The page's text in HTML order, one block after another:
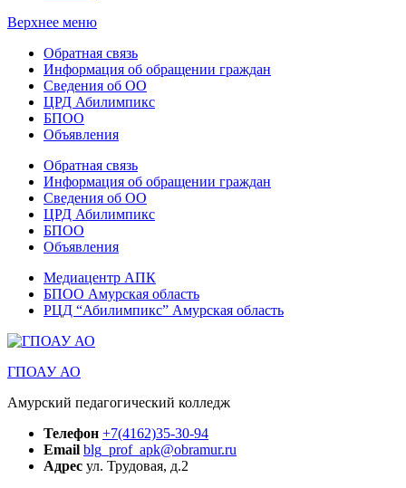
Верхнее меню
Обратная связь
Информация об обращении граждан
Сведения об ОО
ЦРД Абилимпикс
БПОО
Объявления
Обратная связь
Информация об обращении граждан
Сведения об ОО
ЦРД Абилимпикс
БПОО
Объявления
Медиацентр АПК
БПОО Амурская область
РЦД “Абилимпикс” Амурская область
ГПОАУ АО
Амурский педагогический колледж
Телефон +7(4162)35-30-94
Email blg_prof_apk@obramur.ru
Адрес ул. Трудовая, д.2